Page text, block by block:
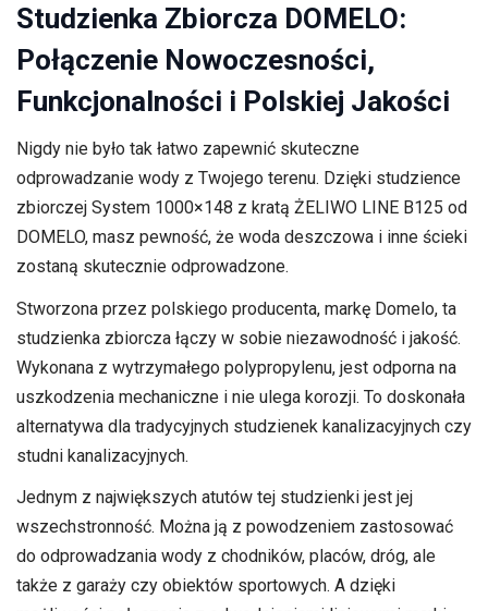
Studzienka Zbiorcza DOMELO:
Połączenie Nowoczesności,
Funkcjonalności i Polskiej Jakości
Nigdy nie było tak łatwo zapewnić skuteczne
odprowadzanie wody z Twojego terenu. Dzięki studzience
zbiorczej System 1000×148 z kratą ŻELIWO LINE B125 od
DOMELO, masz pewność, że woda deszczowa i inne ścieki
zostaną skutecznie odprowadzone.
Stworzona przez polskiego producenta, markę Domelo, ta
studzienka zbiorcza łączy w sobie niezawodność i jakość.
Wykonana z wytrzymałego polypropylenu, jest odporna na
uszkodzenia mechaniczne i nie ulega korozji. To doskonała
alternatywa dla tradycyjnych studzienek kanalizacyjnych czy
studni kanalizacyjnych.
Jednym z największych atutów tej studzienki jest jej
wszechstronność. Można ją z powodzeniem zastosować
do odprowadzania wody z chodników, placów, dróg, ale
także z garaży czy obiektów sportowych. A dzięki